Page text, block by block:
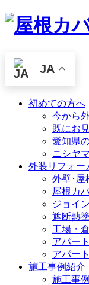
JA
初めての方へ
今から
既にお
愛知県
ニシヤ
外装リフォー
外壁･屋
屋根カ
ジョイ
遮断熱
工場・
アパー
アパー
施工事例紹介
施工事